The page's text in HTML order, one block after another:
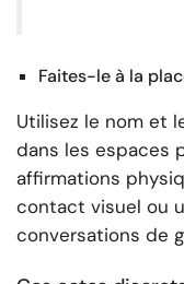
Faites-le à la
Utilisez le nom et
dans les espaces
affirmations
contact visuel ou
conversations de